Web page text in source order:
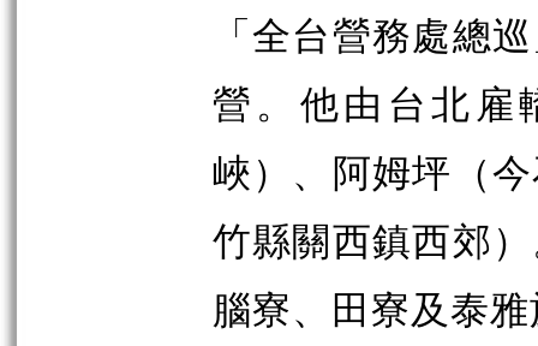
「全台營務處總
營。他由台北雇
峽）、阿姆坪（
竹縣關西鎮西郊
腦寮、田寮及泰